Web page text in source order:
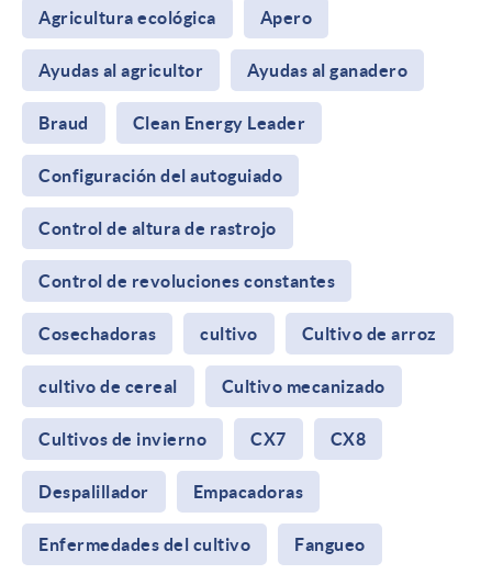
Agricultura ecológica Apero
Ayudas al agricultor Ayudas al ganadero
Braud Clean Energy Leader
Configuración del autoguiado
Control de altura de rastrojo
Control de revoluciones constantes
Cosechadoras cultivo Cultivo de arroz
cultivo de cereal Cultivo mecanizado
Cultivos de invierno CX7 CX8
Despalillador Empacadoras
Enfermedades del cultivo Fangueo